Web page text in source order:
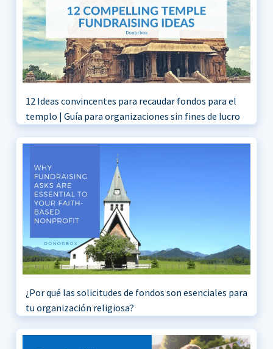
12 Ideas convincentes para recaudar fondos para el
templo | Guía para organizaciones sin fines de lucro
¿Por qué las solicitudes de fondos son esenciales para
tu organización religiosa?